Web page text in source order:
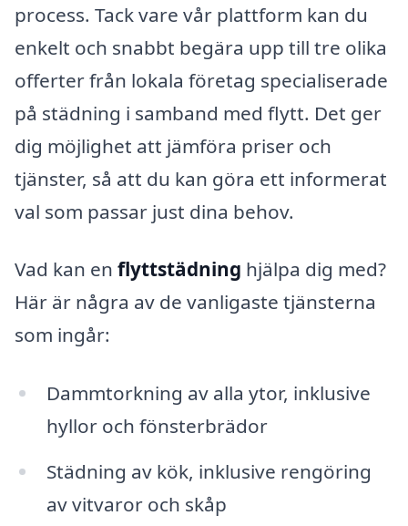
process. Tack vare vår plattform kan du
enkelt och snabbt begära upp till tre olika
offerter från lokala företag specialiserade
på städning i samband med flytt. Det ger
dig möjlighet att jämföra priser och
tjänster, så att du kan göra ett informerat
val som passar just dina behov.
Vad kan en flyttstädning hjälpa dig med?
Här är några av de vanligaste tjänsterna
som ingår:
Dammtorkning av alla ytor, inklusive
hyllor och fönsterbrädor
Städning av kök, inklusive rengöring
av vitvaror och skåp